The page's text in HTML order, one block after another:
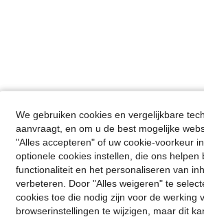
We gebruiken cookies en vergelijkbare
aanvraagt, en om u de best mogelijke
"Alles accepteren" of uw cookie-voorkeur
optionele cookies instellen, die ons
functionaliteit en het personaliseren van
verbeteren. Door "Alles weigeren" te
cookies toe die nodig zijn voor de werking
browserinstellingen te wijzigen, maar dit